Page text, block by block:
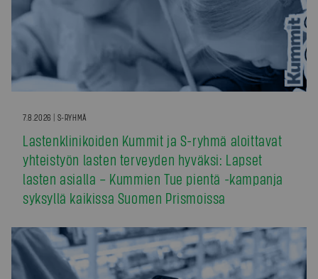
7.8.2026 | S-RYHMÄ
Lastenklinikoiden Kummit ja S-ryhmä aloittavat
yhteistyön lasten terveyden hyväksi: Lapset
lasten asialla – Kummien Tue pientä -kampanja
syksyllä kaikissa Suomen Prismoissa